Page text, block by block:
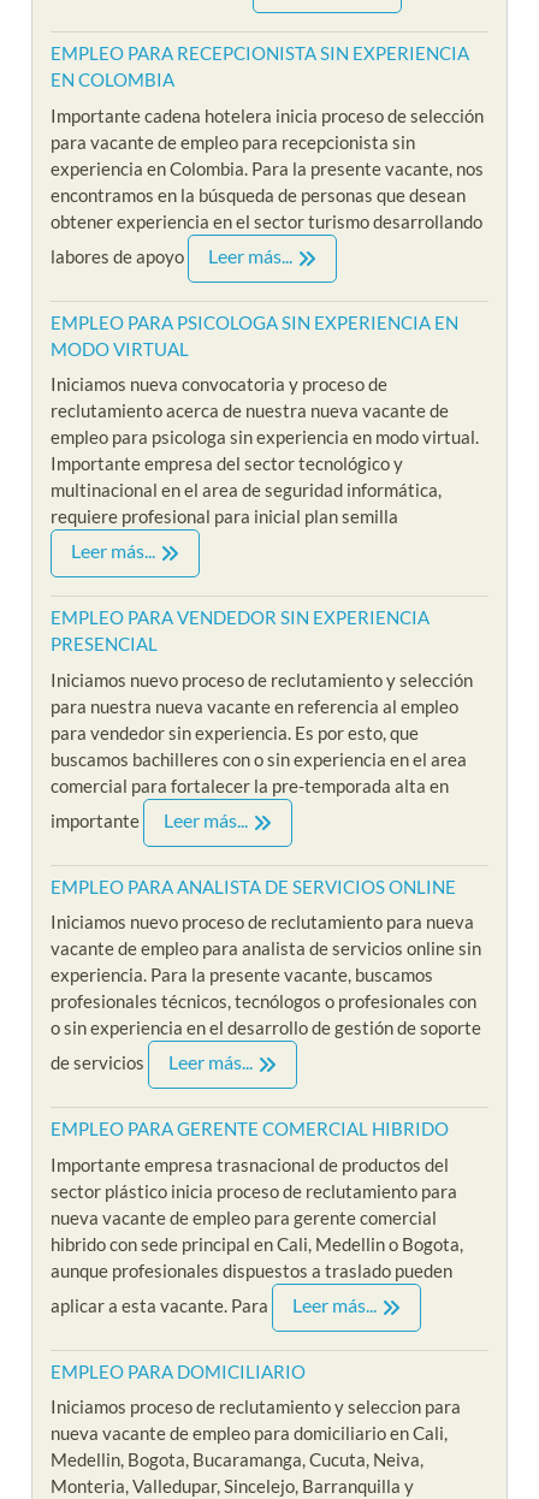
EMPLEO PARA RECEPCIONISTA SIN EXPERIENCIA
EN COLOMBIA
Importante cadena hotelera inicia proceso de selección
para vacante de empleo para recepcionista sin
experiencia en Colombia. Para la presente vacante, nos
encontramos en la búsqueda de personas que desean
obtener experiencia en el sector turismo desarrollando
labores de apoyo
Leer más...
EMPLEO PARA PSICOLOGA SIN EXPERIENCIA EN
MODO VIRTUAL
Iniciamos nueva convocatoria y proceso de
reclutamiento acerca de nuestra nueva vacante de
empleo para psicologa sin experiencia en modo virtual.
Importante empresa del sector tecnológico y
multinacional en el area de seguridad informática,
requiere profesional para inicial plan semilla
Leer más...
EMPLEO PARA VENDEDOR SIN EXPERIENCIA
PRESENCIAL
Iniciamos nuevo proceso de reclutamiento y selección
para nuestra nueva vacante en referencia al empleo
para vendedor sin experiencia. Es por esto, que
buscamos bachilleres con o sin experiencia en el area
comercial para fortalecer la pre-temporada alta en
importante
Leer más...
EMPLEO PARA ANALISTA DE SERVICIOS ONLINE
Iniciamos nuevo proceso de reclutamiento para nueva
vacante de empleo para analista de servicios online sin
experiencia. Para la presente vacante, buscamos
profesionales técnicos, tecnólogos o profesionales con
o sin experiencia en el desarrollo de gestión de soporte
de servicios
Leer más...
EMPLEO PARA GERENTE COMERCIAL HIBRIDO
Importante empresa trasnacional de productos del
sector plástico inicia proceso de reclutamiento para
nueva vacante de empleo para gerente comercial
hibrido con sede principal en Cali, Medellin o Bogota,
aunque profesionales dispuestos a traslado pueden
aplicar a esta vacante. Para
Leer más...
EMPLEO PARA DOMICILIARIO
Iniciamos proceso de reclutamiento y seleccion para
nueva vacante de empleo para domiciliario en Cali,
Medellin, Bogota, Bucaramanga, Cucuta, Neiva,
Monteria, Valledupar, Sincelejo, Barranquilla y